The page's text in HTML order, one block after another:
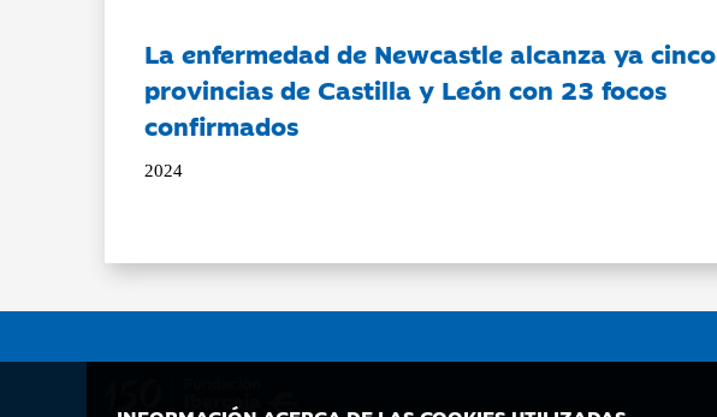
La enfermedad de Newcastle alcanza ya cinco
provincias de Castilla y León con 23 focos
confirmados
2024